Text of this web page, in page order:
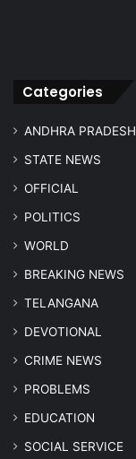
Categories
ANDHRA PRADESH
STATE NEWS
OFFICIAL
POLITICS
WORLD
BREAKING NEWS
TELANGANA
DEVOTIONAL
CRIME NEWS
PROBLEMS
EDUCATION
SOCIAL SERVICE